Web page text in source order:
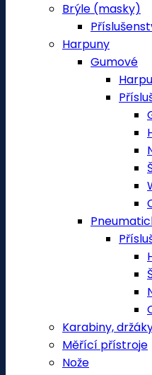
Brýle (masky)
Harpuny
Gumové
Karabiny,
Měřící přístroje
Nože